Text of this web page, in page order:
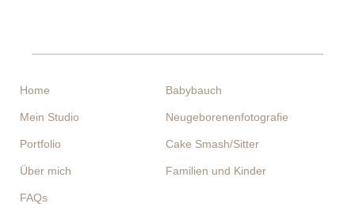
Home
Mein Studio
Portfolio
Über mich
FAQs
Babybauch
Neugeborenenfotografie
Cake Smash/Sitter
Familien und Kinder